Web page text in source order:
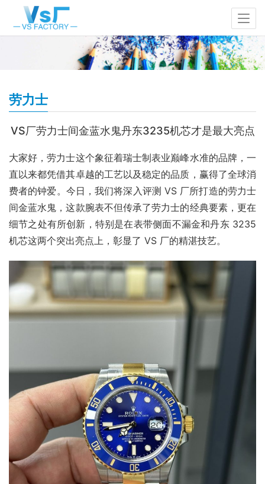
劳力士
VS厂劳力士间金蓝水鬼丹东3235机芯才是最大亮点
大家好，劳力士这个象征着瑞士制表业巅峰水准的品牌，一
直以来都凭借其卓越的工艺以及稳定的品质，赢得了全球消
费者的钟爱。今日，我们将深入评测 VS 厂所打造的劳力士
间金蓝水鬼，这款腕表不但传承了劳力士的经典要素，更在
细节之处有所创新，特别是在表带侧面不漏金和丹东 3235
机芯这两个突出亮点上，彰显了 VS 厂的精湛技艺。